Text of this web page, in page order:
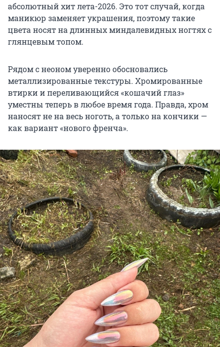
абсолютный хит лета-2026. Это тот случай, когда
маникюр заменяет украшения, поэтому такие
цвета носят на длинных миндалевидных ногтях с
глянцевым топом.
Рядом с неоном уверенно обосновались
металлизированные текстуры. Хромированные
втирки и переливающийся «кошачий глаз»
уместны теперь в любое время года. Правда, хром
наносят не на весь ноготь, а только на кончики —
как вариант «нового френча».